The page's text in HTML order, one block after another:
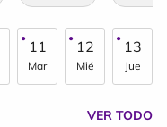
11
Mar
12
Mié
13
Jue
VER TODO